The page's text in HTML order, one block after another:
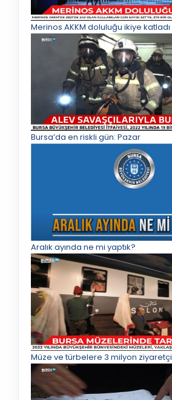
Merinos AKKM doluluğu ikiye katladı
Bursa’da en riskli gün: Pazar
Aralık ayında ne mi yaptık?
Müze ve türbelere 3 milyon ziyaretçi